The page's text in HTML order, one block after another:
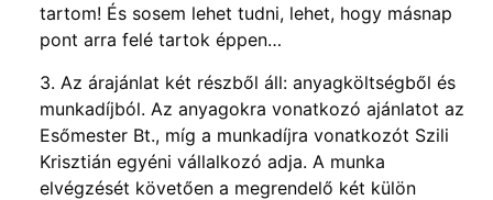
tartom! És sosem lehet tudni, lehet, hogy másnap
pont arra felé tartok éppen…
3. Az árajánlat két részből áll: anyagköltségből és
munkadíjból. Az anyagokra vonatkozó ajánlatot az
Esőmester Bt., míg a munkadíjra vonatkozót Szili
Krisztián egyéni vállalkozó adja. A munka
elvégzését követően a megrendelő két külön